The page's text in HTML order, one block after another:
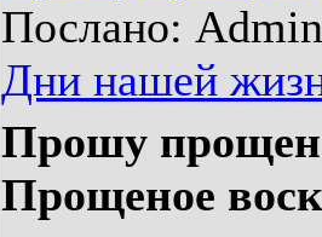
Послано:
Дни нашей
Прошу
Прощеное